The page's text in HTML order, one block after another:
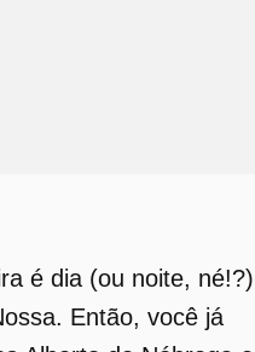
é dia (ou noite, né!?)
Então, você já